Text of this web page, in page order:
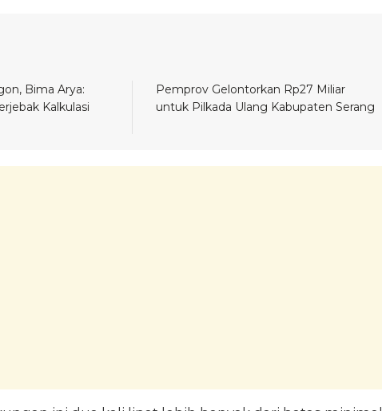
Bima Arya:
Kalkulasi
Pemprov Gelontorkan Rp27 Miliar
untuk Pilkada Ulang Kabupaten Serang